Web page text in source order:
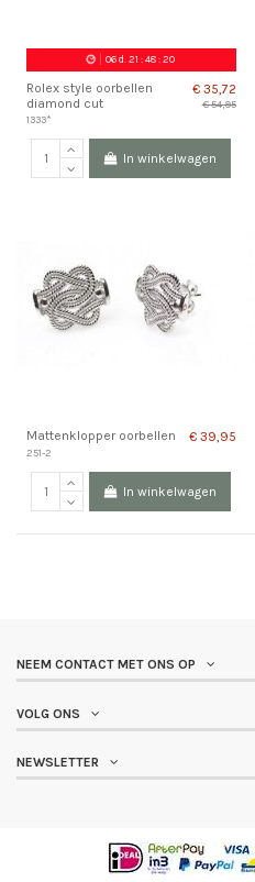
06d. 21 :48:20
Rolex style oorbellen
diamond cut
1333*
€ 35,72
€ 54,95
In winkelwagen
Mattenklopper oorbellen
251-2
€ 39,95
In winkelwagen
14K geelgoud
6
18k geelgoud
925 zilver
42
925 zilver (rosé verguld)
925 zilver verguld
24
NEEM CONTACT MET ONS OP
VOLG ONS
NEWSLETTER